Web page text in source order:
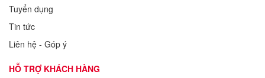
Tuyển dụng
Tin tức
Liên hệ - Góp ý
HỖ TRỢ KHÁCH HÀNG